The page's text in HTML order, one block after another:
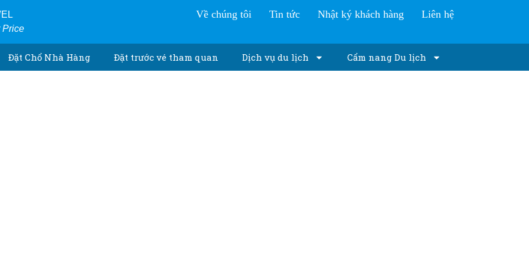
Price
Về chúng tôi Tin tức Nhật ký khách hàng Liên hệ
Đặt Chổ Nhà Hàng Đặt trước vé tham quan Dịch vụ du lịch Cẩm nang Du lịch